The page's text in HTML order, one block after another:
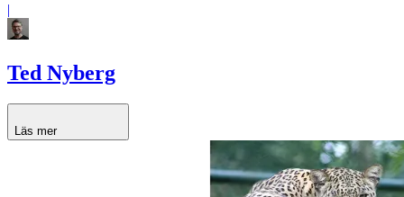
|
Ted Nyberg
Läs mer